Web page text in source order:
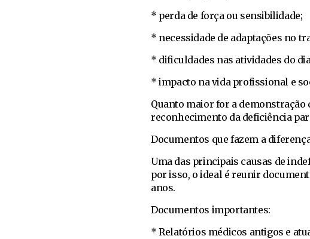
* perda de força ou sensibilidade;
* necessidade de adaptações no
* dificuldades nas atividades do
* impacto na vida profissional e
Quanto maior for a demonstração
reconhecimento da deficiência
Documentos que fazem a
Uma das principais causas de
por isso, o ideal é reunir
anos.
Documentos importantes:
* Relatórios médicos antigos e